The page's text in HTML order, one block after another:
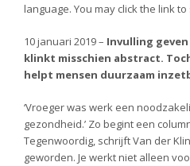
language. You may click the link
10 januari 2019 – Invulling
klinkt misschien abstract.
helpt mensen duurzaam
‘Vroeger was werk een
gezondheid.’ Zo begint een
Tegenwoordig, schrijft Van der
geworden. Je werkt niet alleen